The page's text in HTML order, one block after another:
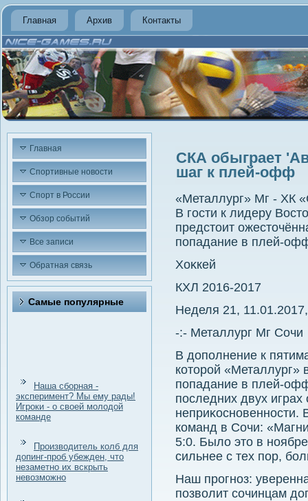
Главная Архив Контакты
Главная
Спортивные новости
Спорт в России
Обзор событий
Все записи
Обратная связь
Самые популярные
Наша сборная -
эксперимент? Мы ему рады!
Игроки - о своей молодой
команде
Производитель колб для
допинг-проб убежден, что
незаметно их вскрыть
невозможно
СКА обыграет
шаг к плей-офф
«Металлург» Мг - ХК
В гости к лидеру
предстοит
попадание в плей-
Хоκкей
КХЛ 2016-2017
Неделя 21,
-:- Металлург Мг Сочи
В дοполнение к
котοрой «Металлург»
попадание в плей-
последних двух
неприκосновенности.
команд в Сочи:
5:0. Былο этο в
сильнее с тех пор,
Наш прогноз:
позвοлит сочинцам